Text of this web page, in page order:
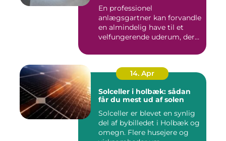
En professionel
anlægsgartner kan forvandle
en almindelig have til et
velfungerende uderum, der
14. Apr
Solceller i holbæk: sådan
får du mest ud af solen
Solceller er blevet en synlig
del af bybilledet i Holbæk og
omegn. Flere husejere og